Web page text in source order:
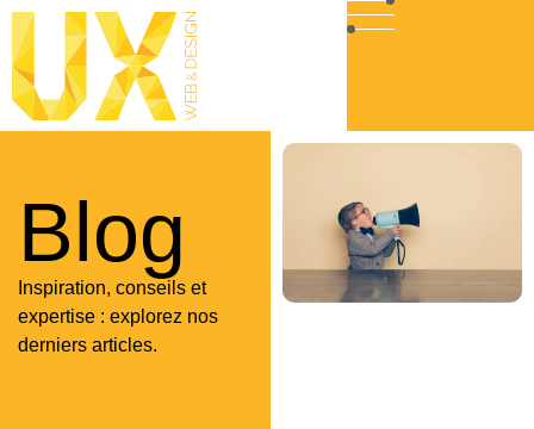
Blog
Inspiration, conseils et
expertise : explorez nos
derniers articles.